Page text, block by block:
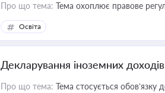
Про що тема: Тема охоплює правове
Освіта
Декларування іноземних доходів
Про що тема: Тема стосується